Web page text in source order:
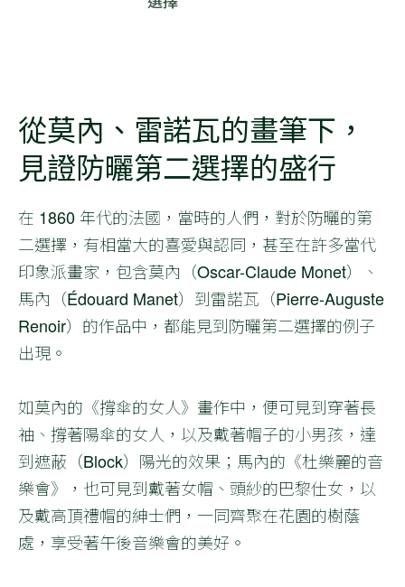
從莫內、雷諾瓦的畫筆下，
見證防曬第二選擇的盛行
在 1860 年代的法國，當時的人們，對於防曬的第
二選擇，有相當大的喜愛與認同，甚至在許多當代
印象派畫家，包含莫內（Oscar-Claude Monet）、
馬內（Édouard Manet）到雷諾瓦（Pierre-Auguste
Renoir）的作品中，都能見到防曬第二選擇的例子
出現。
如莫內的《撐傘的女人》畫作中，便可見到穿著長
袖、撐著陽傘的女人，以及戴著帽子的小男孩，達
到遮蔽（Block）陽光的效果；馬內的《杜樂麗的音
樂會》，也可見到戴著女帽、頭紗的巴黎仕女，以
及戴高頂禮帽的紳士們，一同齊聚在花園的樹蔭
處，享受著午後音樂會的美好。